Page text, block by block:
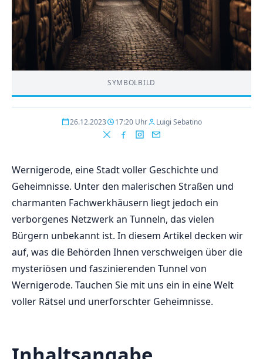
SYMBOLBILD
26.12.2023 17:20 Uhr Luigi Sebatino
Wernigerode, ‍eine ‍Stadt voller Geschichte und​
Geheimnisse.‌ Unter ‍den ⁤malerischen Straßen und
charmanten⁢ Fachwerkhäusern liegt jedoch ​ein
verborgenes Netzwerk an Tunneln, das⁤ vielen
Bürgern unbekannt ist. In‌ diesem ⁣Artikel decken wir
⁣auf, was die Behörden Ihnen verschweigen ⁤über ‌die
mysteriösen und faszinierenden Tunnel von
Wernigerode. Tauchen Sie ⁤mit uns ein in eine Welt
⁣voller Rätsel und unerforschter Geheimnisse.